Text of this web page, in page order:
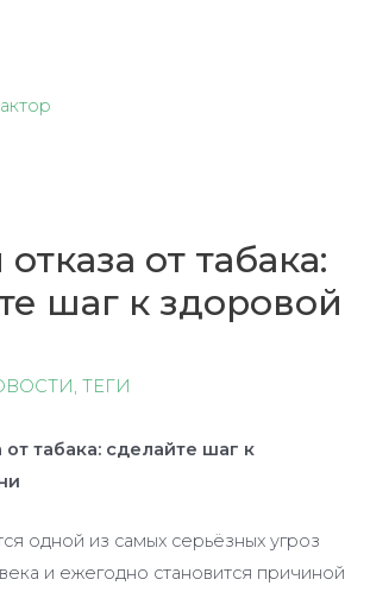
от табака:
шаг к здоровой
, ТЕГИ
табака: сделайте шаг к
одной из самых серьёзных угроз
и ежегодно становится причиной